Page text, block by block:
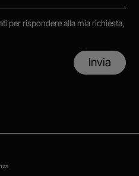
per rispondere alla mia richiesta,
Invia